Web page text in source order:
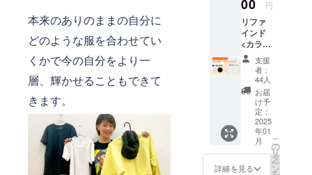
本来のありのままの自分に
どのような服を合わせてい
くかで今の自分をより一
層、輝かせることもできて
きます。
割引特
典があ
るコー
スです
申込方
法：終
了後
メール
にてお
知らせ
致しま
す。 終
了後5日
たって
もメー
5.0oz <
サイズ>
S: 身
丈/65c
m 身
幅/47c
m 肩
幅/40c
m 袖
丈/19c
m M: 身
丈/68c
m 身
幅/50c
m 肩
00 円
リファ
インド
<カラー
>・ホワ
イ
ト ・
ブラッ
ク ・
ライト
ピンク
<素材>
100％
<厚み
支援
者：
44人
お届
け予
定：
2025
年01
月
詳細を見る
こ
の
リ
タ
ー
ン